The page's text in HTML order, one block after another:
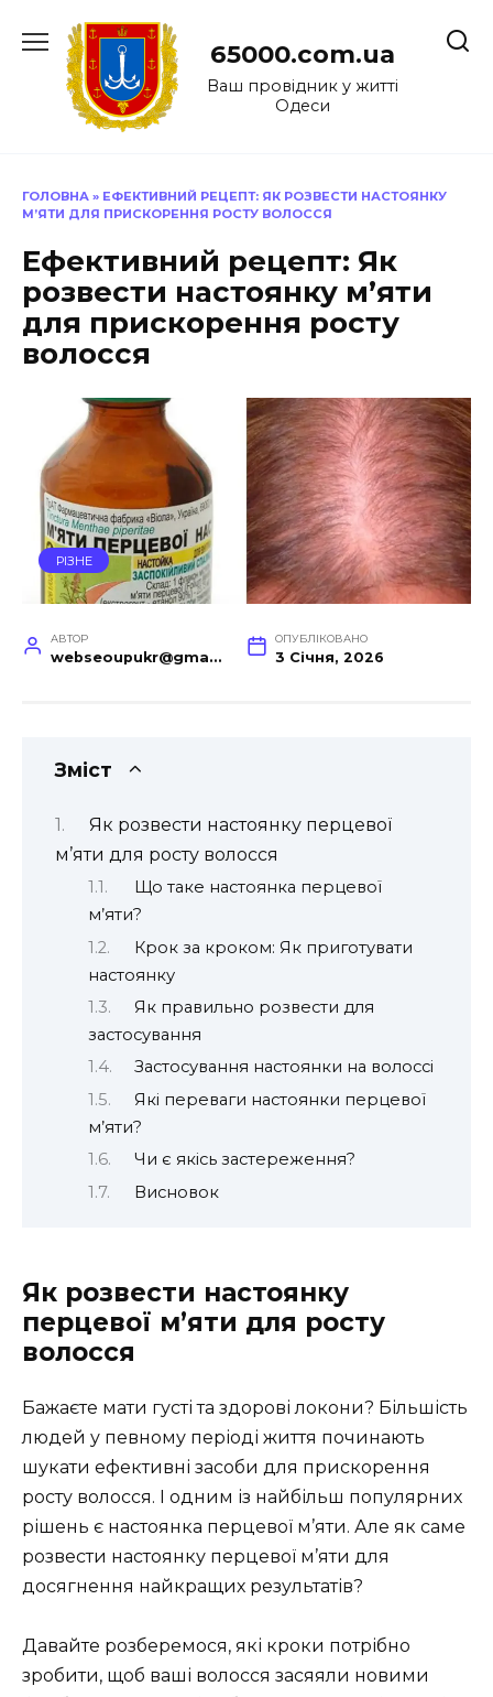
до
65000.com.ua
Ваш провідник у житті
Одеси
ГОЛОВНА » ЕФЕКТИВНИЙ РЕЦЕПТ: ЯК РОЗВЕСТИ НАСТОЯНКУ
М’ЯТИ ДЛЯ ПРИСКОРЕННЯ РОСТУ ВОЛОССЯ
Ефективний рецепт: Як
розвести настоянку м’яти
для прискорення росту
волосся
РІЗНЕ
АВТОР
webseoupukr@gmail.com
ОПУБЛІКОВАНО
3 Січня, 2026
Зміст
Як розвести настоянку перцевої
м’яти для росту волосся
Що таке настоянка перцевої
м’яти?
Крок за кроком: Як приготувати
настоянку
Як правильно розвести для
застосування
Застосування настоянки на волоссі
Які переваги настоянки перцевої
м’яти?
Чи є якісь застереження?
Висновок
Як розвести настоянку
перцевої м’яти для росту
волосся
Бажаєте мати густі та здорові локони? Більшість
людей у певному періоді життя починають
шукати ефективні засоби для прискорення
росту волосся. І одним із найбільш популярних
рішень є настоянка перцевої м’яти. Але як саме
розвести настоянку перцевої м’яти для
досягнення найкращих результатів?
Давайте розберемося, які кроки потрібно
зробити, щоб ваші волосся засяяли новими